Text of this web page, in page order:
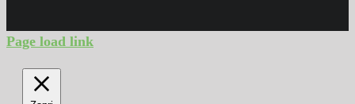
Page load link